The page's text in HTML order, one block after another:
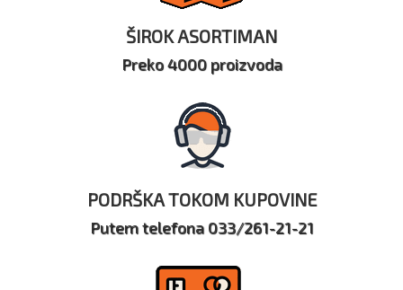
ŠIROK ASORTIMAN
Preko 4000 proizvoda
PODRŠKA TOKOM KUPOVINE
Putem telefona 033/261-21-21